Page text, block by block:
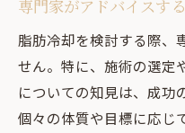
専門家がアドバイスす
脂肪冷却を検討する際、
せん。特に、施術の選定
についての知見は、成功
個々の体質や目標に応じ